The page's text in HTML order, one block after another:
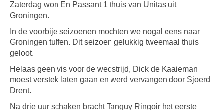
Zaterdag won En Passant 1 thuis van Unitas uit
Groningen.
In de voorbije seizoenen mochten we nogal eens naar
Groningen tuffen. Dit seizoen gelukkig tweemaal thuis
geloot.
Helaas geen vis voor de wedstrijd, Dick de Kaaieman
moest verstek laten gaan en werd vervangen door Sjoerd
Drent.
Na drie uur schaken bracht Tanguy Ringoir het eerste